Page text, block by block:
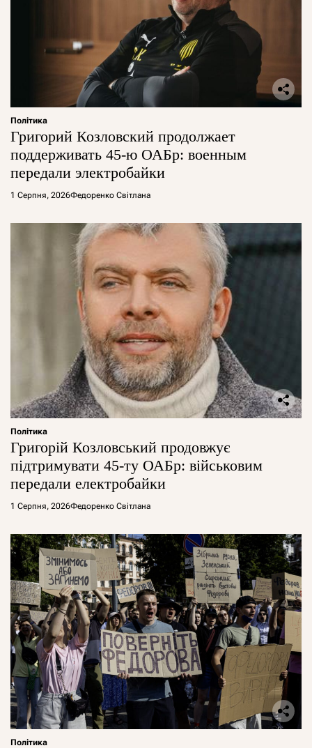
Політика
Григорий Козловский продолжает
поддерживать 45-ю ОАБр: военным
передали электробайки
1 Серпня, 2026Федоренко Світлана
Політика
Григорій Козловський продовжує
підтримувати 45-ту ОАБр: військовим
передали електробайки
1 Серпня, 2026Федоренко Світлана
Політика